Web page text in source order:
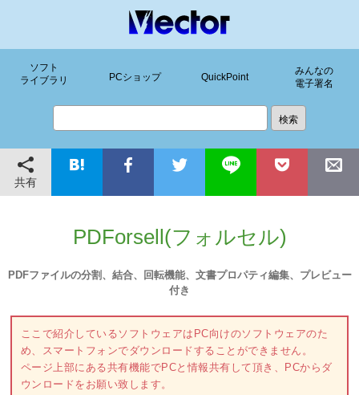
ソフト
ライブラリ
PCショップ QuickPoint
みんなの
電子署名
共有
PDForsell(フォルセル)
PDFファイルの分割、結合、回転機能、文書プロパティ編集、プレビュー
付き
ここで紹介しているソフトウェアはPC向けのソフトウェアのた
め、スマートフォンでダウンロードすることができません。
ページ上部にある共有機能でPCと情報共有して頂き、PCからダ
ウンロードをお願い致します。